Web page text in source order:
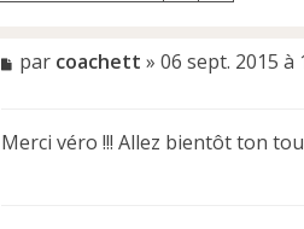
M
s
a
par coachett » 06 sept. 2015 à
Merci véro !!! Allez bientôt ton